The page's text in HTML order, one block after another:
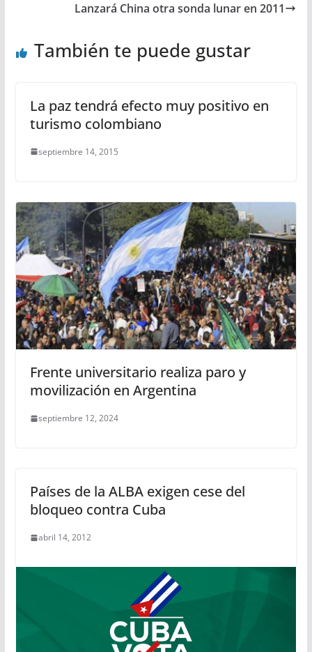
Lanzará China otra sonda lunar en 2011
También te puede gustar
La paz tendrá efecto muy positivo en
turismo colombiano
septiembre 14, 2015
Frente universitario realiza paro y
movilización en Argentina
septiembre 12, 2024
Países de la ALBA exigen cese del
bloqueo contra Cuba
abril 14, 2012